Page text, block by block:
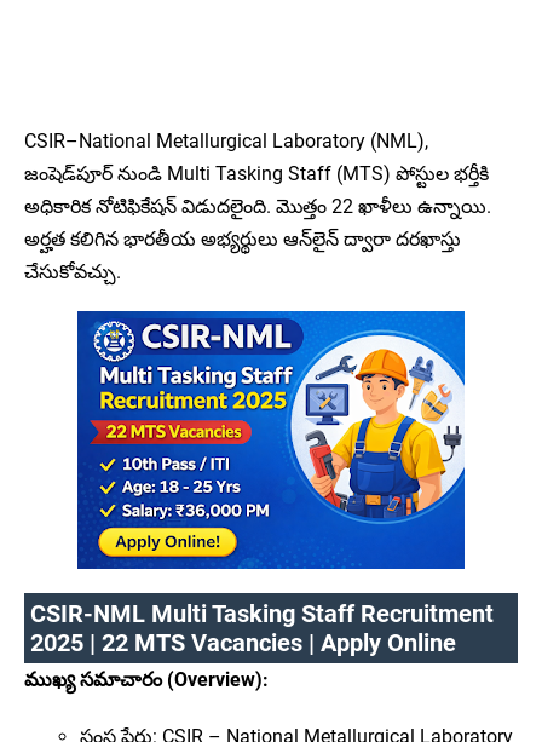
CSIR–National Metallurgical Laboratory (NML),
జంషెడ్‌పూర్ నుండి Multi Tasking Staff (MTS) పోస్టుల భర్తీకి
అధికారిక నోటిఫికేషన్ విడుదలైంది. మొత్తం 22 ఖాళీలు ఉన్నాయి.
అర్హత కలిగిన భారతీయ అభ్యర్థులు ఆన్‌లైన్ ద్వారా దరఖాస్తు
చేసుకోవచ్చు.
CSIR-NML Multi Tasking Staff Recruitment
2025 | 22 MTS Vacancies | Apply Online
ముఖ్య సమాచారం (Overview):
సంస్థ పేరు: CSIR – National Metallurgical Laboratory